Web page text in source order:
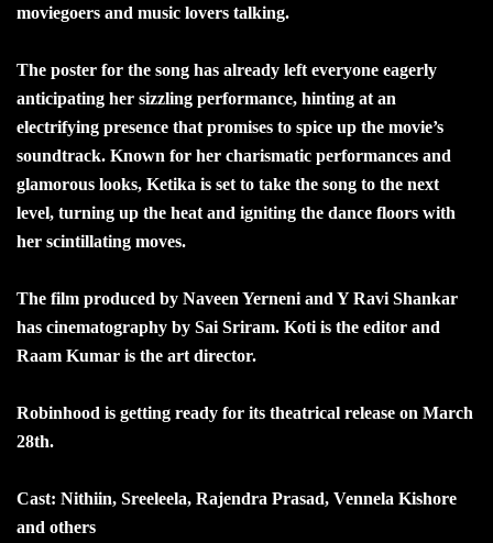
moviegoers and music lovers talking.
The poster for the song has already left everyone eagerly
anticipating her sizzling performance, hinting at an
electrifying presence that promises to spice up the movie’s
soundtrack. Known for her charismatic performances and
glamorous looks, Ketika is set to take the song to the next
level, turning up the heat and igniting the dance floors with
her scintillating moves.
The film produced by Naveen Yerneni and Y Ravi Shankar
has cinematography by Sai Sriram. Koti is the editor and
Raam Kumar is the art director.
Robinhood is getting ready for its theatrical release on March
28th.
Cast: Nithiin, Sreeleela, Rajendra Prasad, Vennela Kishore
and others